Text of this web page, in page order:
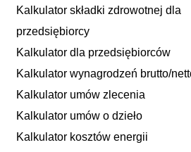
Kalkulator składki zdrowotnej dla
przedsiębiorcy
Kalkulator dla przedsiębiorców
Kalkulator wynagrodzeń brutto/
Kalkulator umów zlecenia
Kalkulator umów o dzieło
Kalkulator kosztów energii